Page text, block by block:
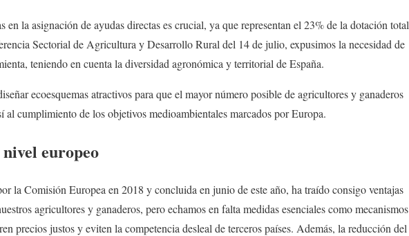
en la asignación de ayudas directas es crucial, ya que representan el 23% de la dotación total
Sectorial de Agricultura y Desarrollo Rural del 14 de julio, expusimos la necesidad de
teniendo en cuenta la diversidad agronómica y territorial de España.
ecoesquemas atractivos para que el mayor número posible de agricultores y ganaderos
al cumplimiento de los objetivos medioambientales marcados por Europa.
europeo
la Comisión Europea en 2018 y concluida en junio de este año, ha traído consigo ventajas
agricultores y ganaderos, pero echamos en falta medidas esenciales como mecanismos
precios justos y eviten la competencia desleal de terceros países. Además, la reducción del